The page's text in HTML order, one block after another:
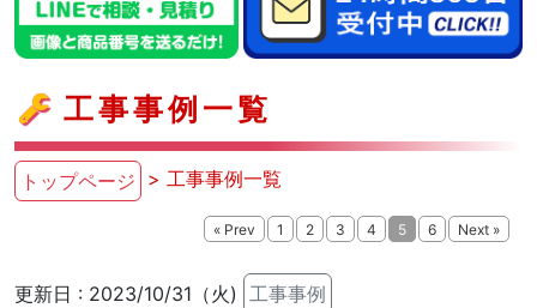
工事事例一覧
トップページ > 工事事例一覧
« Prev 1 2 3 4 5 6 Next »
更新日 : 2023/10/31（火) 工事事例